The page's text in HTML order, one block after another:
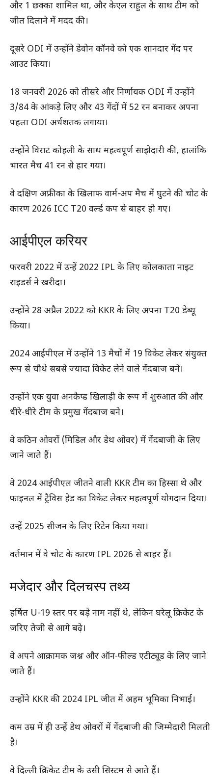
और 1 छक्का शामिल था, और केएल राहुल के साथ टीम को
जीत दिलाने में मदद की।
दूसरे ODI में उन्होंने डेवोन कॉनवे को एक शानदार गेंद पर
आउट किया।
18 जनवरी 2026 को तीसरे और निर्णायक ODI में उन्होंने
3/84 के आंकड़े लिए और 43 गेंदों में 52 रन बनाकर अपना
पहला ODI अर्धशतक लगाया।
उन्होंने विराट कोहली के साथ महत्वपूर्ण साझेदारी की, हालांकि
भारत मैच 41 रन से हार गया।
वे दक्षिण अफ्रीका के खिलाफ वार्म-अप मैच में घुटने की चोट के
कारण 2026 ICC T20 वर्ल्ड कप से बाहर हो गए।
आईपीएल करियर
फरवरी 2022 में उन्हें 2022 IPL के लिए कोलकाता नाइट
राइडर्स ने खरीदा।
उन्होंने 28 अप्रैल 2022 को KKR के लिए अपना T20 डेब्यू
किया।
2024 आईपीएल में उन्होंने 13 मैचों में 19 विकेट लेकर संयुक्त
रूप से चौथे सबसे ज्यादा विकेट लेने वाले गेंदबाज बने।
उन्होंने एक युवा अनकैप्ड खिलाड़ी के रूप में शुरुआत की और
धीरे-धीरे टीम के प्रमुख गेंदबाज बने।
वे कठिन ओवरों (मिडिल और डेथ ओवर) में गेंदबाजी के लिए
जाने जाते हैं।
वे 2024 आईपीएल जीतने वाली KKR टीम का हिस्सा थे और
फाइनल में ट्रैविस हेड का विकेट लेकर महत्वपूर्ण योगदान दिया।
उन्हें 2025 सीजन के लिए रिटेन किया गया।
वर्तमान में वे चोट के कारण IPL 2026 से बाहर हैं।
मजेदार और दिलचस्प तथ्य
हर्षित U-19 स्तर पर बड़े नाम नहीं थे, लेकिन घरेलू क्रिकेट के
जरिए तेजी से आगे बढ़े।
वे अपने आक्रामक जश्न और ऑन-फील्ड एटीट्यूड के लिए जाने
जाते हैं।
उन्होंने KKR की 2024 IPL जीत में अहम भूमिका निभाई।
कम उम्र में ही उन्हें डेथ ओवरों में गेंदबाजी की जिम्मेदारी मिलती
है।
वे दिल्ली क्रिकेट टीम के उसी सिस्टम से आते हैं।